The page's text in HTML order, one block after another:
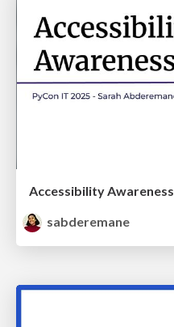
Accessibility Awareness
sabderemane